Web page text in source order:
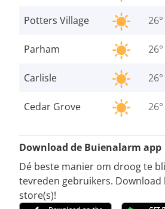
Potters Village 26°
Parham 26°
Carlisle 26°
Cedar Grove 26°
Download de Buienalarm app
Dé beste manier om droog te
tevreden gebruikers.
store(s)!